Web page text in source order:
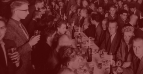
REÜNISTEN
ONTWIKKELING
CONTACT
ZAKELIJK